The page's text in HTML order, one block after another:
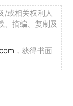
/或相关权利人
、摘编、复制及
，获得书面